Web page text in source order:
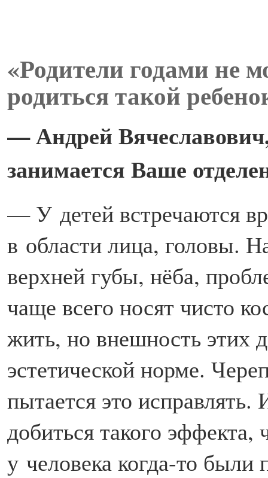
«Родители годами не
родиться такой
— Андрей
занимается Ваше
— У детей встречаются
в области лица, головы.
верхней губы, нёба,
чаще всего носят чисто
жить, но внешность этих
эстетической норме.
пытается это
добиться такого эффекта,
у человека когда-то были